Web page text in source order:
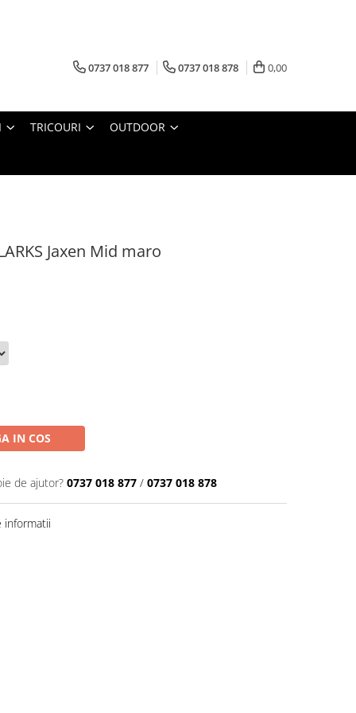
0737 018 877 0737 018 878 0,00
TRICOURI OUTDOOR
Jaxen Mid maro
IN COS
de ajutor? 0737 018 877 / 0737 018 878
informatii